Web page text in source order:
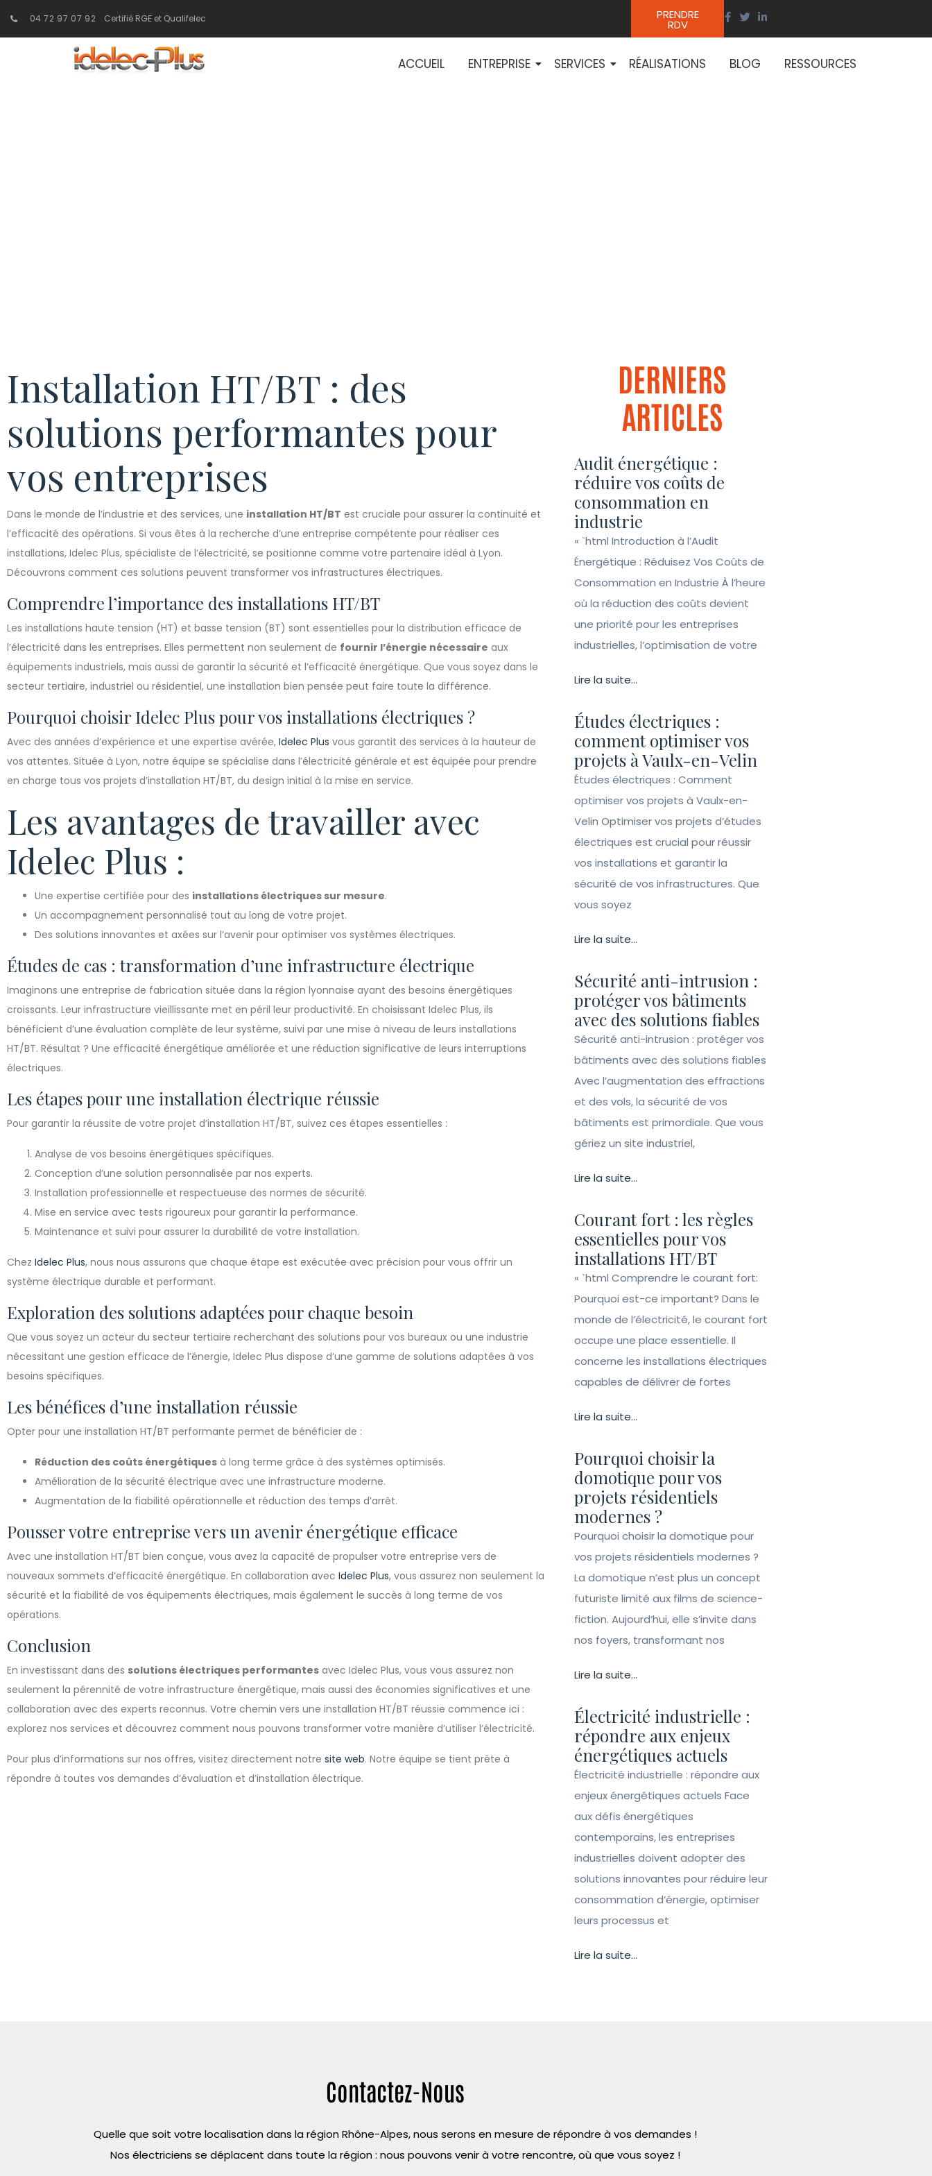
04 72 97 07 92 Certifié RGE et Qualifelec PRENDRE
RDV
ACCUEIL ENTREPRISE SERVICES RÉALISATIONS BLOG RESSOURCES
Installation HT/BT : des
solutions performantes pour
vos entreprises
Dans le monde de l’industrie et des services, une installation HT/BT est cruciale pour assurer la continuité et
l’efficacité des opérations. Si vous êtes à la recherche d’une entreprise compétente pour réaliser ces
installations, Idelec Plus, spécialiste de l’électricité, se positionne comme votre partenaire idéal à Lyon.
Découvrons comment ces solutions peuvent transformer vos infrastructures électriques.
Comprendre l’importance des installations HT/BT
Les installations haute tension (HT) et basse tension (BT) sont essentielles pour la distribution efficace de
l’électricité dans les entreprises. Elles permettent non seulement de fournir l’énergie nécessaire aux
équipements industriels, mais aussi de garantir la sécurité et l’efficacité énergétique. Que vous soyez dans le
secteur tertiaire, industriel ou résidentiel, une installation bien pensée peut faire toute la différence.
Pourquoi choisir Idelec Plus pour vos installations électriques ?
Avec des années d’expérience et une expertise avérée, Idelec Plus vous garantit des services à la hauteur de
vos attentes. Située à Lyon, notre équipe se spécialise dans l’électricité générale et est équipée pour prendre
en charge tous vos projets d’installation HT/BT, du design initial à la mise en service.
Les avantages de travailler avec
Idelec Plus :
Une expertise certifiée pour des installations électriques sur mesure.
Un accompagnement personnalisé tout au long de votre projet.
Des solutions innovantes et axées sur l’avenir pour optimiser vos systèmes électriques.
Études de cas : transformation d’une infrastructure électrique
Imaginons une entreprise de fabrication située dans la région lyonnaise ayant des besoins énergétiques
croissants. Leur infrastructure vieillissante met en péril leur productivité. En choisissant Idelec Plus, ils
bénéficient d’une évaluation complète de leur système, suivi par une mise à niveau de leurs installations
HT/BT. Résultat ? Une efficacité énergétique améliorée et une réduction significative de leurs interruptions
électriques.
Les étapes pour une installation électrique réussie
Pour garantir la réussite de votre projet d’installation HT/BT, suivez ces étapes essentielles :
Analyse de vos besoins énergétiques spécifiques.
Conception d’une solution personnalisée par nos experts.
Installation professionnelle et respectueuse des normes de sécurité.
Mise en service avec tests rigoureux pour garantir la performance.
Maintenance et suivi pour assurer la durabilité de votre installation.
Chez Idelec Plus, nous nous assurons que chaque étape est exécutée avec précision pour vous offrir un
système électrique durable et performant.
Exploration des solutions adaptées pour chaque besoin
Que vous soyez un acteur du secteur tertiaire recherchant des solutions pour vos bureaux ou une industrie
nécessitant une gestion efficace de l’énergie, Idelec Plus dispose d’une gamme de solutions adaptées à vos
besoins spécifiques.
Les bénéfices d’une installation réussie
Opter pour une installation HT/BT performante permet de bénéficier de :
Réduction des coûts énergétiques à long terme grâce à des systèmes optimisés.
Amélioration de la sécurité électrique avec une infrastructure moderne.
Augmentation de la fiabilité opérationnelle et réduction des temps d’arrêt.
Pousser votre entreprise vers un avenir énergétique efficace
Avec une installation HT/BT bien conçue, vous avez la capacité de propulser votre entreprise vers de
nouveaux sommets d’efficacité énergétique. En collaboration avec Idelec Plus, vous assurez non seulement la
sécurité et la fiabilité de vos équipements électriques, mais également le succès à long terme de vos
opérations.
Conclusion
En investissant dans des solutions électriques performantes avec Idelec Plus, vous vous assurez non
seulement la pérennité de votre infrastructure énergétique, mais aussi des économies significatives et une
collaboration avec des experts reconnus. Votre chemin vers une installation HT/BT réussie commence ici :
explorez nos services et découvrez comment nous pouvons transformer votre manière d’utiliser l’électricité.
Pour plus d’informations sur nos offres, visitez directement notre site web. Notre équipe se tient prête à
répondre à toutes vos demandes d’évaluation et d’installation électrique.
DERNIERS
ARTICLES
Audit énergétique :
réduire vos coûts de
consommation en
industrie
« `html Introduction à l’Audit
Énergétique : Réduisez Vos Coûts de
Consommation en Industrie À l’heure
où la réduction des coûts devient
une priorité pour les entreprises
industrielles, l’optimisation de votre
Lire la suite...
Études électriques :
comment optimiser vos
projets à Vaulx-en-Velin
Études électriques : Comment
optimiser vos projets à Vaulx-en-
Velin Optimiser vos projets d’études
électriques est crucial pour réussir
vos installations et garantir la
sécurité de vos infrastructures. Que
vous soyez
Lire la suite...
Sécurité anti-intrusion :
protéger vos bâtiments
avec des solutions fiables
Sécurité anti-intrusion : protéger vos
bâtiments avec des solutions fiables
Avec l’augmentation des effractions
et des vols, la sécurité de vos
bâtiments est primordiale. Que vous
gériez un site industriel,
Lire la suite...
Courant fort : les règles
essentielles pour vos
installations HT/BT
« `html Comprendre le courant fort:
Pourquoi est-ce important? Dans le
monde de l’électricité, le courant fort
occupe une place essentielle. Il
concerne les installations électriques
capables de délivrer de fortes
Lire la suite...
Pourquoi choisir la
domotique pour vos
projets résidentiels
modernes ?
Pourquoi choisir la domotique pour
vos projets résidentiels modernes ?
La domotique n’est plus un concept
futuriste limité aux films de science-
fiction. Aujourd’hui, elle s’invite dans
nos foyers, transformant nos
Lire la suite...
Électricité industrielle :
répondre aux enjeux
énergétiques actuels
Électricité industrielle : répondre aux
enjeux énergétiques actuels Face
aux défis énergétiques
contemporains, les entreprises
industrielles doivent adopter des
solutions innovantes pour réduire leur
consommation d’énergie, optimiser
leurs processus et
Lire la suite...
Contactez-Nous
Quelle que soit votre localisation dans la région Rhône-Alpes, nous serons en mesure de répondre à vos demandes !
Nos électriciens se déplacent dans toute la région : nous pouvons venir à votre rencontre, où que vous soyez !